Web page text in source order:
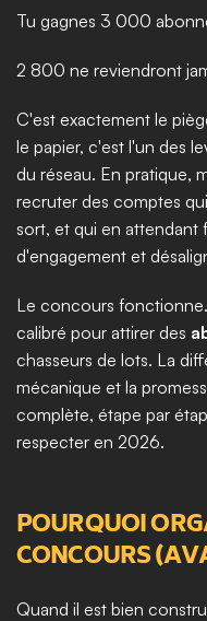
Tu gagnes 3 000
2 800 ne reviendront
C'est exactement le
le papier, c'est l'un des
du réseau. En pratique,
recruter des comptes
sort, et qui en
d'engagement et
Le concours
calibré pour attirer des
chasseurs de lots. La
mécanique et la
complète, étape par
respecter en 2026.
POURQUOI
CONCOURS
Quand il est bien